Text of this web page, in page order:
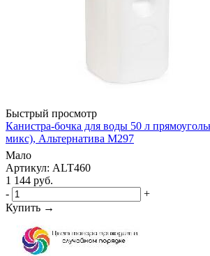
Быстрый просмотр
Канистра-бочка для воды 50 л
микс), Альтернатива М297
Мало
Артикул: ALT460
1 144 руб.
-
+
Купить →